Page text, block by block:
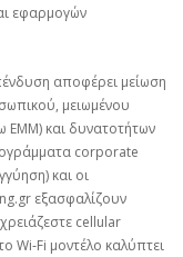
εφαρμογών
αποφέρει μείωση
μειωμένου
και δυνατοτήτων
corporate
και οι
εξασφαλίζουν
cellular
Wi‑Fi μοντέλο καλύπτει